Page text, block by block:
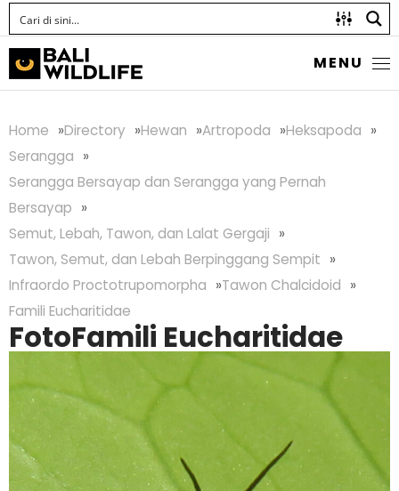
MENU
Home Directory Hewan Artropoda
Heksapoda
Serangga
Serangga Bersayap dan Serangga yang Pernah
Bersayap
Semut, Lebah, Tawon, dan Lalat Gergaji
Tawon, Semut, dan Lebah Berpinggang Sempit
Infraordo Proctotrupomorpha
Tawon Chalcidoid
Famili Eucharitidae
FotoFamili Eucharitidae